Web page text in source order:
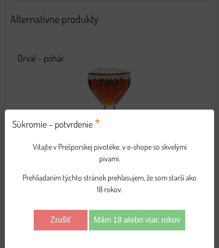
Alternatívne produkty
Orval - pohár
6 €s DPH
Súkromie - potvrdenie *
Vitajte v Prešporskej pivotéke, v e-shope so skvelými
pivami.
Prehliadaním týchto stránok prehlasujem, že som starší ako
18 rokov.
Zrušiť Mám 18 alebo viac rokov